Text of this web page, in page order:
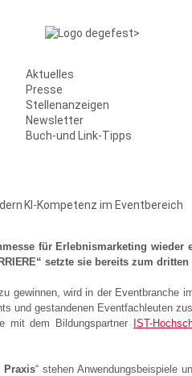
Aktuelles
Presse
Stellenanzeigen
Newsletter
Buch-und Link-Tipps
KI-Kompetenz im Eventbereich
für Erlebnismarketing
setzte sie bereits zum
gewinnen, wird in der
und gestandenen Eventfachleuten
mit dem Bildungspartner
IST-
“ stehen Anwendungsbeispiele